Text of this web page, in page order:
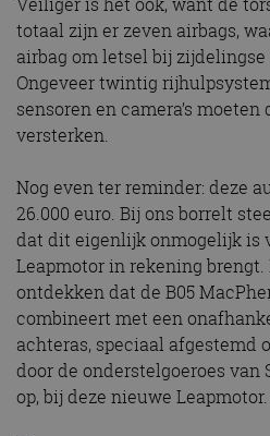
totaal zijn er zeven airbags,
airbag om letsel bij
Ongeveer twintig
sensoren en camera’s
versterken.
Nog even ter reminder: deze
26.000 euro. Bij ons borrelt
dat dit eigenlijk onmogelijk is
Leapmotor in rekening brengt.
ontdekken dat de B05
combineert met een
achteras, speciaal afgestemd
door de onderstelgoeroes
op, bij deze nieuwe Leapmotor.